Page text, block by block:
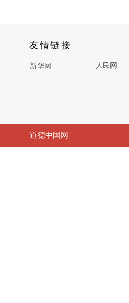
人民网
新华网
友情链接
道德中国网